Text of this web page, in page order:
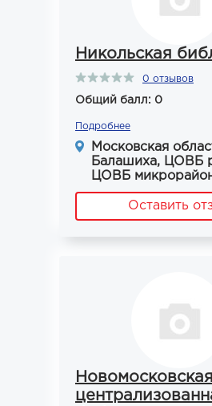
Никольская
0 отзывов
Общий балл: 0
Подробнее
Московская
Балашиха, ЦОВБ
ЦОВБ
Оставить